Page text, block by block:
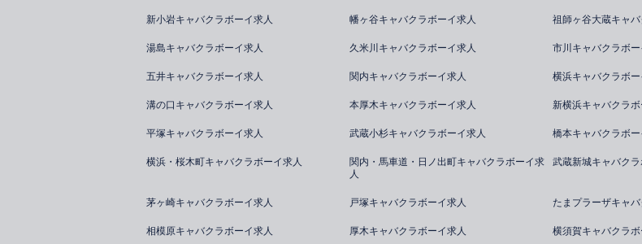
新小岩キャバクラボーイ求人 幡ヶ谷キャバクラボーイ求人 祖師ヶ谷大蔵キャ
湯島キャバクラボーイ求人 久米川キャバクラボーイ求人 市川キャバクラボー
五井キャバクラボーイ求人 関内キャバクラボーイ求人 横浜キャバクラボー
溝の口キャバクラボーイ求人 本厚木キャバクラボーイ求人 新横浜キャバクラボ
平塚キャバクラボーイ求人 武蔵小杉キャバクラボーイ求人 橋本キャバクラボー
横浜・桜木町キャバクラボーイ求人
関内・馬車道・日ノ出町キャバクラボーイ求
人
武蔵新城キャバクラ
茅ヶ崎キャバクラボーイ求人 戸塚キャバクラボーイ求人 たまプラーザキャ
相模原キャバクラボーイ求人 厚木キャバクラボーイ求人 横須賀キャバクラボ